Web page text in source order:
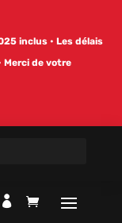
inclus • Les délais
de votre
